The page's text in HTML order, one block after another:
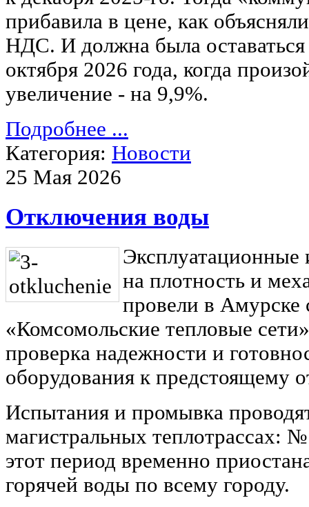
прибавила в цене, как
НДС. И должна была
октября 2026 года, когда
увеличение - на 9,9%.
Подробнее ...
Категория: Новости
25 Мая 2026
Отключения воды
Эксплуатационные
на плотность и
провели в Амурске
«Комсомольские тепловые
проверка надежности и
оборудования к предстоящему
Испытания и промывка
магистральных теплотрассах:
этот период временно
горячей воды по всему городу.